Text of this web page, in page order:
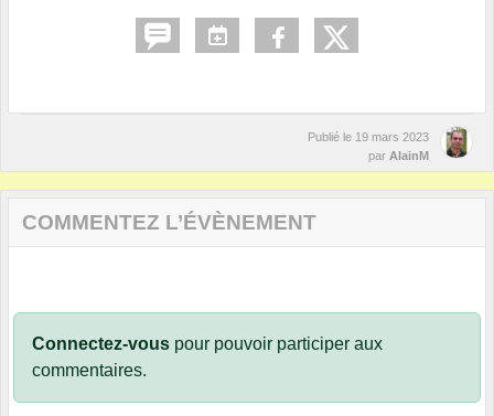
Publié le 19 mars 2023
par AlainM
COMMENTEZ L’ÉVÈNEMENT
Connectez-vous pour pouvoir participer aux
commentaires.